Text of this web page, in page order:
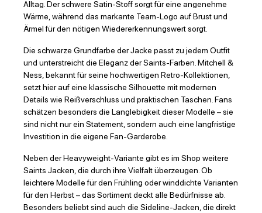
Alltag. Der schwere Satin-Stoff sorgt für eine angenehme
Wärme, während das markante Team-Logo auf Brust und
Ärmel für den nötigen Wiedererkennungswert sorgt.
Die schwarze Grundfarbe der Jacke passt zu jedem Outfit
und unterstreicht die Eleganz der Saints-Farben. Mitchell &
Ness, bekannt für seine hochwertigen Retro-Kollektionen,
setzt hier auf eine klassische Silhouette mit modernen
Details wie Reißverschluss und praktischen Taschen. Fans
schätzen besonders die Langlebigkeit dieser Modelle – sie
sind nicht nur ein Statement, sondern auch eine langfristige
Investition in die eigene Fan-Garderobe.
Neben der Heavyweight-Variante gibt es im Shop weitere
Saints Jacken, die durch ihre Vielfalt überzeugen. Ob
leichtere Modelle für den Frühling oder winddichte Varianten
für den Herbst – das Sortiment deckt alle Bedürfnisse ab.
Besonders beliebt sind auch die Sideline-Jacken, die direkt